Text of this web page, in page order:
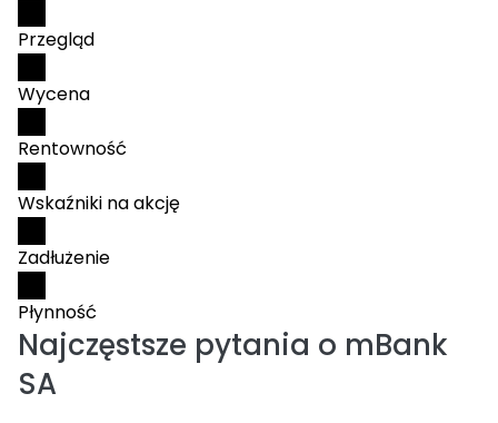
Przegląd
Wycena
Rentowność
Wskaźniki na akcję
Zadłużenie
Płynność
Najczęstsze pytania o mBank
SA